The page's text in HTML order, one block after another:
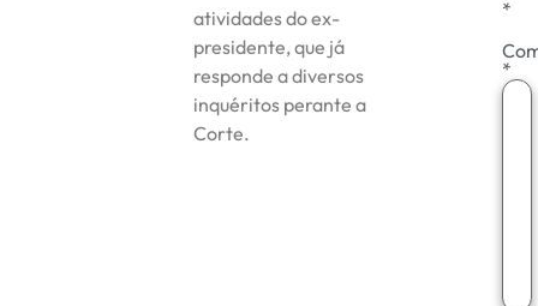
atividades do ex-
presidente, que já
responde a diversos
inquéritos perante a
Corte.
*
*